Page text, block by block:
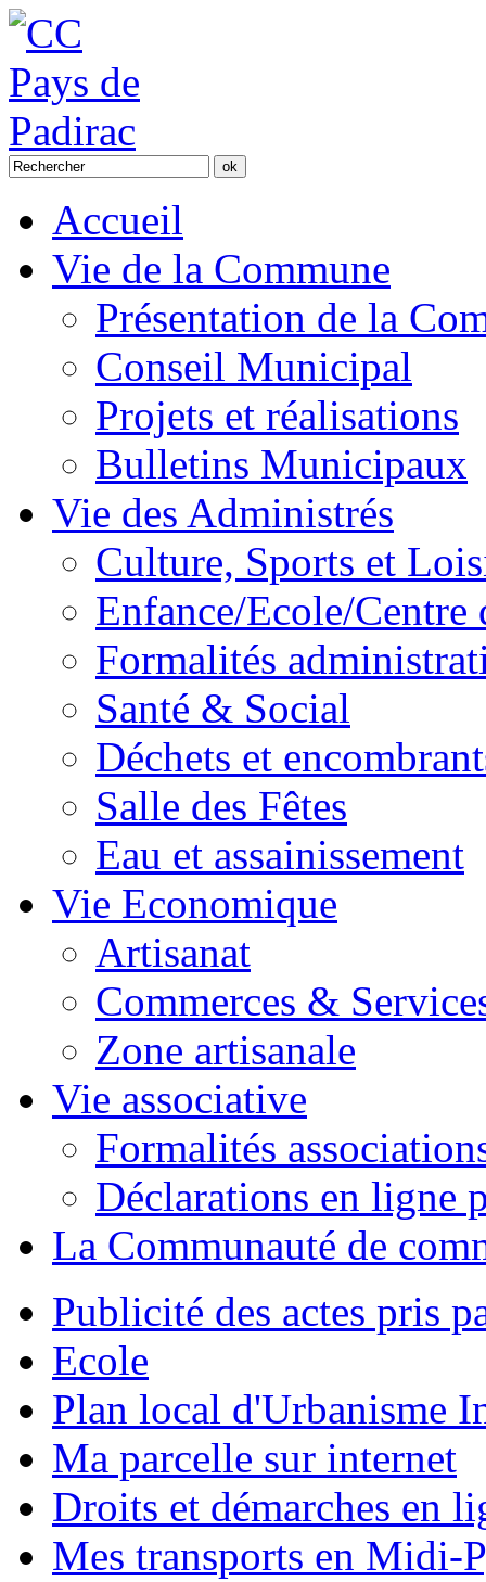
Accueil
Vie de la Commune
Présentation de la
Conseil Municipal
Projets et réalisations
Bulletins Municipaux
Vie des Administrés
Culture, Sports et
Enfance/Ecole/Centre
Formalités
Santé & Social
Déchets et
Salle des Fêtes
Eau et assainissement
Vie Economique
Artisanat
Commerces &
Zone artisanale
Vie associative
Formalités
Déclarations en ligne
La Communauté de
Publicité des actes pris
Ecole
Plan local d'Urbanisme
Ma parcelle sur internet
Droits et démarches en
Mes transports en Midi-